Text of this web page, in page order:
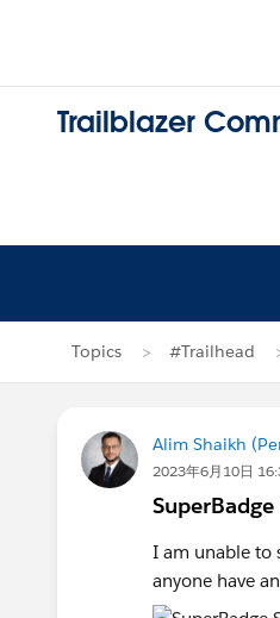
Trailblazer
Topics #Trailhead
Alim Shaikh
2023年6月10日
I am unable to
anyone have